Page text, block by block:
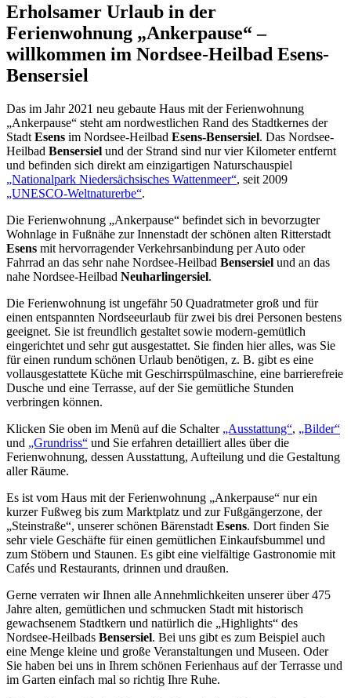
Erholsamer Urlaub in der
Ferienwohnung „Ankerpause“ –
willkommen im Nordsee-Heilbad Esens-
Bensersiel
Das im Jahr 2021 neu gebaute Haus mit der Ferienwohnung
„Ankerpause“ steht am nordwestlichen Rand des Stadtkernes der
Stadt Esens im Nordsee-Heilbad Esens-Bensersiel. Das Nordsee-
Heilbad Bensersiel und der Strand sind nur vier Kilometer entfernt
und befinden sich direkt am einzigartigen Naturschauspiel
„Nationalpark Niedersächsisches Wattenmeer“, seit 2009
„UNESCO-Weltnaturerbe“.
Die Ferienwohnung „Ankerpause“ befindet sich in bevorzugter
Wohnlage in Fußnähe zur Innenstadt der schönen alten Ritterstadt
Esens mit hervorragender Verkehrsanbindung per Auto oder
Fahrrad an das sehr nahe Nordsee-Heilbad Bensersiel und an das
nahe Nordsee-Heilbad Neuharlingersiel.
Die Ferienwohnung ist ungefähr 50 Quadratmeter groß und für
einen entspannten Nordseeurlaub für zwei bis drei Personen bestens
geeignet. Sie ist freundlich gestaltet sowie modern-gemütlich
eingerichtet und sehr gut ausgestattet. Sie finden hier alles, was Sie
für einen rundum schönen Urlaub benötigen, z. B. gibt es eine
vollausgestattete Küche mit Geschirrspülmaschine, eine barrierefreie
Dusche und eine Terrasse, auf der Sie gemütliche Stunden
verbringen können.
Klicken Sie oben im Menü auf die Schalter „Ausstattung“, „Bilder“
und „Grundriss“ und Sie erfahren detailliert alles über die
Ferienwohnung, dessen Ausstattung, Aufteilung und die Gestaltung
aller Räume.
Es ist vom Haus mit der Ferienwohnung „Ankerpause“ nur ein
kurzer Fußweg bis zum Marktplatz und zur Fußgängerzone, der
„Steinstraße“, unserer schönen Bärenstadt Esens. Dort finden Sie
sehr viele Geschäfte für einen gemütlichen Einkaufsbummel und
zum Stöbern und Staunen. Es gibt eine vielfältige Gastronomie mit
Cafés und Restaurants, drinnen und draußen.
Gerne verraten wir Ihnen alle Annehmlichkeiten unserer über 475
Jahre alten, gemütlichen und schmucken Stadt mit historisch
gewachsenem Stadtkern und natürlich die „Highlights“ des
Nordsee-Heilbads Bensersiel. Bei uns gibt es zum Beispiel auch
eine Menge kleine und große Veranstaltungen und Museen. Oder
Sie haben bei uns in Ihrem schönen Ferienhaus auf der Terrasse und
im Garten einfach mal so richtig Ihre Ruhe.